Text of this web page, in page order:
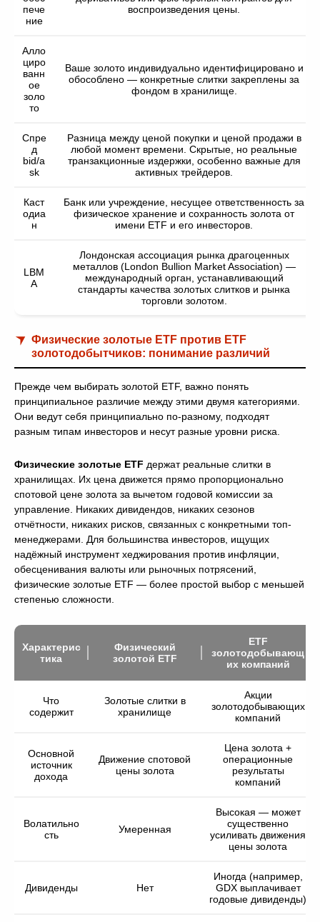
пече
ние
воспроизведения цены.
Алло
циро
ванн
ое
золо
то
Ваше золото индивидуально идентифицировано и
обособлено — конкретные слитки закреплены за
фондом в хранилище.
Спре
д
bid/a
sk
Разница между ценой покупки и ценой продажи в
любой момент времени. Скрытые, но реальные
транзакционные издержки, особенно важные для
активных трейдеров.
Каст
одиа
н
Банк или учреждение, несущее ответственность за
физическое хранение и сохранность золота от
имени ETF и его инвесторов.
LBM
A
Лондонская ассоциация рынка драгоценных
металлов (London Bullion Market Association) —
международный орган, устанавливающий
стандарты качества золотых слитков и рынка
торговли золотом.
Физические золотые ETF против ETF
золотодобытчиков: понимание различий
Прежде чем выбирать золотой ETF, важно понять
принципиальное различие между этими двумя категориями.
Они ведут себя принципиально по-разному, подходят
разным типам инвесторов и несут разные уровни риска.
Физические золотые ETF держат реальные слитки в
хранилищах. Их цена движется прямо пропорционально
спотовой цене золота за вычетом годовой комиссии за
управление. Никаких дивидендов, никаких сезонов
отчётности, никаких рисков, связанных с конкретными топ-
менеджерами. Для большинства инвесторов, ищущих
надёжный инструмент хеджирования против инфляции,
обесценивания валюты или рыночных потрясений,
физические золотые ETF — более простой выбор с меньшей
степенью сложности.
Характерис
тика
Физический
золотой ETF
ETF
золотодобывающ
их компаний
Что
содержит
Золотые слитки в
хранилище
Акции
золотодобывающих
компаний
Основной
источник
дохода
Движение спотовой
цены золота
Цена золота +
операционные
результаты
компаний
Волатильно
сть
Умеренная
Высокая — может
существенно
усиливать движения
цены золота
Дивиденды Нет
Иногда (например,
GDX выплачивает
годовые дивиденды)